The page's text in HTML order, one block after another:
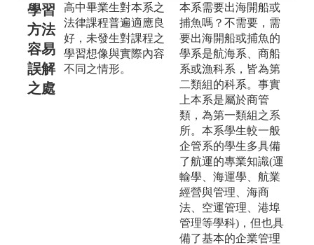
學習
方法
容易
誤解
之處
高中畢業生對本系之
法律課程普遍適應良
好，未發生對課程之
學習想像與實際內容
不同之情形。
本系需要出海開船或
捕魚嗎？不需要，需
要出海開船或捕魚的
學系是航海系、商船
系或漁科系，皆為第
二類組的科系。事實
上本系是屬於商管
類，為第一類組之系
所。本系學生較一般
企管系的學生多具備
了航運的專業知識(運
輸學、海運學、航業
經營與管理、海商
法、空運管理、港埠
管理等學科)，但也具
備了基本的企業管理